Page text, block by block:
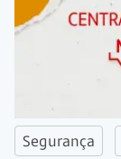
Segurança